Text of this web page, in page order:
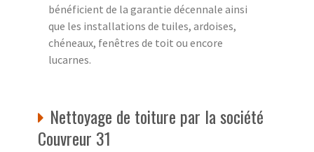
bénéficient de la garantie décennale ainsi
que les installations de tuiles, ardoises,
chéneaux, fenêtres de toit ou encore
lucarnes.
Nettoyage de toiture par la société
Couvreur 31